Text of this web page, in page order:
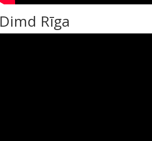
Dimd Rīga